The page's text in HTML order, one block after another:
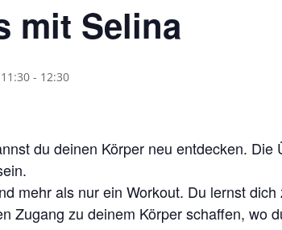
mit Selina
- 12:30
du deinen Körper neu entdecken.
mehr als nur ein Workout. Du lernst
Zugang zu deinem Körper schaffen, wo